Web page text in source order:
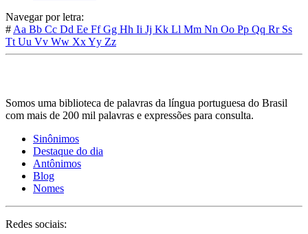
Navegar por letra:
# Aa Bb Cc Dd Ee FfGg Hh Ii Jj Kk Ll Mm Nn Oo Pp Qq Rr Ss
Tt Uu Vv Ww XxYy Zz
Somos uma biblioteca de palavras da língua portuguesa do Brasil
com mais de 200 mil palavras e expressões para consulta.
Sinônimos
Destaque do dia
Antônimos
Blog
Nomes
Redes sociais: